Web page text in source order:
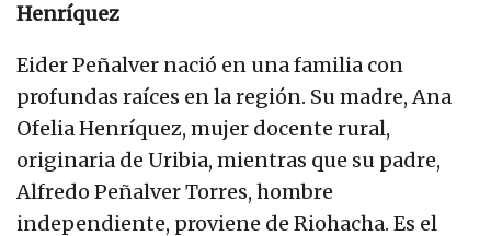
Henríquez
Eider Peñalver nació en una familia con
profundas raíces en la región. Su madre, Ana
Ofelia Henríquez, mujer docente rural,
originaria de Uribia, mientras que su padre,
Alfredo Peñalver Torres, hombre
independiente, proviene de Riohacha. Es el